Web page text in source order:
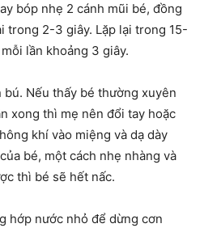
bóp nhẹ 2 cánh mũi bé, đồng
trong 2-3 giây. Lặp lại trong 15-
lần khoảng 3 giây.
Nếu thấy bé thường xuyên
xong thì mẹ nên đổi tay hoặc
khí vào miệng và dạ dày
bé, một cách nhẹ nhàng và
thì bé sẽ hết nấc.
hớp nước nhỏ để dừng cơn